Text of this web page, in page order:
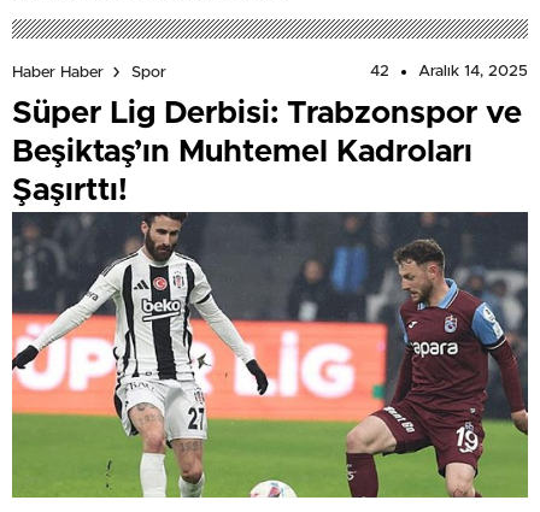
Haber Haber Spor 42 Aralık 14, 2025
Süper Lig Derbisi: Trabzonspor ve
Beşiktaş’ın Muhtemel Kadroları
Şaşırttı!